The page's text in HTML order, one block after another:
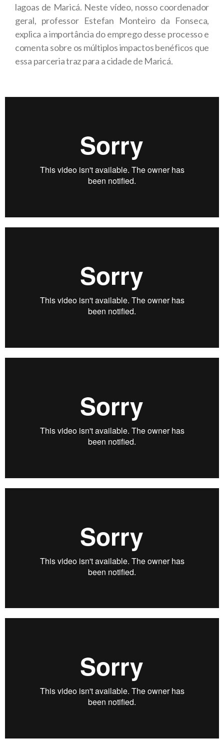
lagoas de Maricá. Neste vídeo, nosso coordenador
geral, professor Estefan Monteiro da Fonseca,
explica a importância do emprego desse processo e
comenta sobre os múltiplos impactos benéficos que
essa parceria traz para a cidade de Maricá.